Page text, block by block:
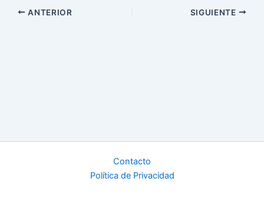
ANTERIOR SIGUIENTE
Contacto
Política de Privacidad